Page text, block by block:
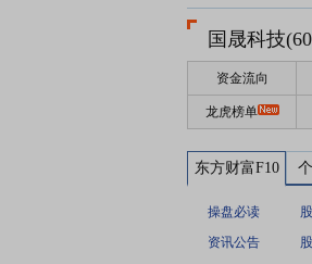
国晟科技
资金流向
龙虎榜单
东方财富F10
操盘必读
资讯公告